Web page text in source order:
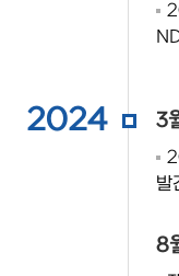
2024 3
발
8